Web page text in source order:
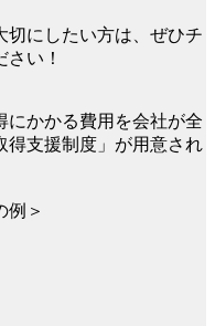
切にしたい方は、ぜひチ
い！
にかかる費用を会社が全
得支援制度」が用意され
例＞